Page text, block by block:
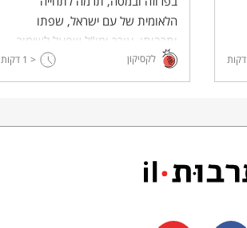
דקות
הלאומית של עם ישראל, שפתו
ותרבותו. עורך ומו"ל שפעל לשימור
אוצרות הרוח של עם ישראל ולחידוש
התרבות העברית: ייסד את "עונג
לקסיקון < 1 דקות